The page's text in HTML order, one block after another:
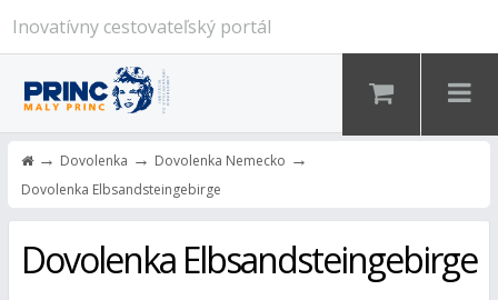
Inovatívny cestovateľský portál
→ Dovolenka → Dovolenka Nemecko →
Dovolenka Elbsandsteingebirge
Dovolenka Elbsandsteingebirge